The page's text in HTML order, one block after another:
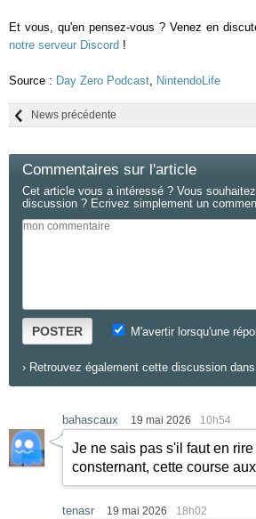
Et vous, qu'en pensez-vous ? Venez en
notre serveur Discord !
Source : Day Zero Podcast, NintendoLife
News précédente
Commentaires sur l'article
Cet article vous a intéressé ? Vous
discussion ? Ecrivez simplement un
POSTER M'avertir lorsqu'une
› Retrouvez également cette discussion
bahascaux 19 mai 2026 10h54
Je ne sais pas s'il faut en
consternant, cette course
tenasr 19 mai 2026 18h02